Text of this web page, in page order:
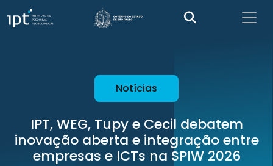
Notícias
IPT, WEG, Tupy e Cecil debatem
inovação aberta e integração entre
empresas e ICTs na SPIW 2026